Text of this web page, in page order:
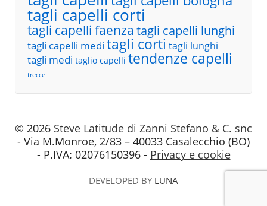
tagli capelli corti
tagli capelli faenza tagli capelli lunghi
tagli capelli medi tagli corti tagli lunghi
tagli medi taglio capelli tendenze capelli
trecce
© 2026 Steve Latitude di Zanni Stefano & C. snc
- Via M.Monroe, 2/83 – 40033 Casalecchio (BO)
- P.IVA: 02076150396 - Privacy e cookie
DEVELOPED BY LUNA